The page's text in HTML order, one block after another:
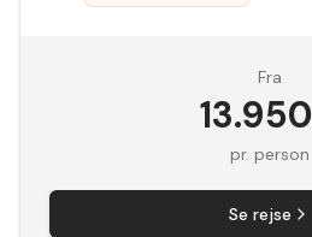
Fra
13.950
pr. person
Se rejse